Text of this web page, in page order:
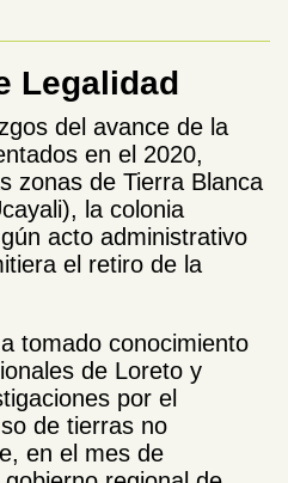
Legalidad
del avance de la
en el 2020,
zonas de Tierra Blanca
la colonia
acto administrativo
el retiro de la
tomado conocimiento
de Loreto y
por el
de tierras no
en el mes de